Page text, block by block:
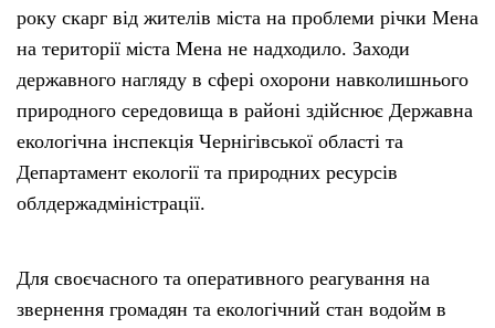
року скарг від жителів міста на проблеми річки Мена
на території міста Мена не надходило. Заходи
державного нагляду в сфері охорони навколишнього
природного середовища в районі здійснює Державна
екологічна інспекція Чернігівської області та
Департамент екології та природних ресурсів
облдержадміністрації.
Для своєчасного та оперативного реагування на
звернення громадян та екологічний стан водойм в